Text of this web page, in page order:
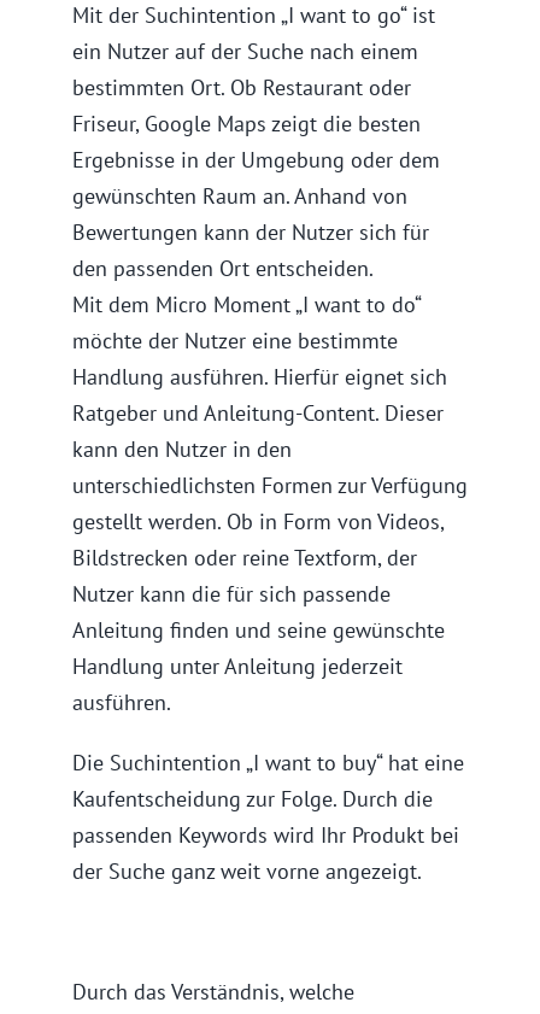
Mit der Suchintention „I want to go“ ist
ein Nutzer auf der Suche nach einem
bestimmten Ort. Ob Restaurant oder
Friseur, Google Maps zeigt die besten
Ergebnisse in der Umgebung oder dem
gewünschten Raum an. Anhand von
Bewertungen kann der Nutzer sich für
den passenden Ort entscheiden.
Mit dem Micro Moment „I want to do“
möchte der Nutzer eine bestimmte
Handlung ausführen. Hierfür eignet sich
Ratgeber und Anleitung-Content. Dieser
kann den Nutzer in den
unterschiedlichsten Formen zur Verfügung
gestellt werden. Ob in Form von Videos,
Bildstrecken oder reine Textform, der
Nutzer kann die für sich passende
Anleitung finden und seine gewünschte
Handlung unter Anleitung jederzeit
ausführen.
Die Suchintention „I want to buy“ hat eine
Kaufentscheidung zur Folge. Durch die
passenden Keywords wird Ihr Produkt bei
der Suche ganz weit vorne angezeigt.
Durch das Verständnis, welche